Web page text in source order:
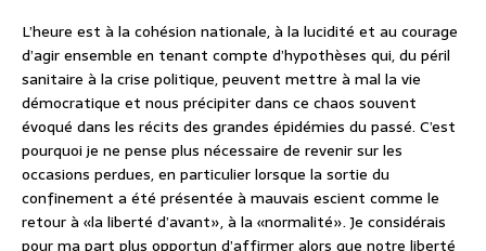
L’heure est à la cohésion nationale, à la lucidité et au courage
d’agir ensemble en tenant compte d’hypothèses qui, du péril
sanitaire à la crise politique, peuvent mettre à mal la vie
démocratique et nous précipiter dans ce chaos souvent
évoqué dans les récits des grandes épidémies du passé. C’est
pourquoi je ne pense plus nécessaire de revenir sur les
occasions perdues, en particulier lorsque la sortie du
confinement a été présentée à mauvais escient comme le
retour à «la liberté d’avant», à la «normalité». Je considérais
pour ma part plus opportun d’affirmer alors que notre liberté